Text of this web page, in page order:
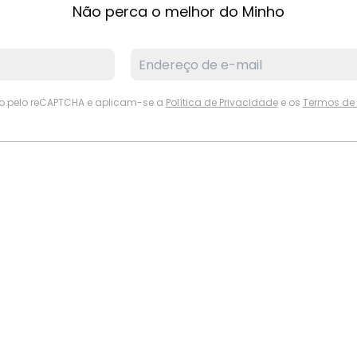
Não perca o melhor do Minho
pelo reCAPTCHA e aplicam-se a Política de Privacidadee os Termos de